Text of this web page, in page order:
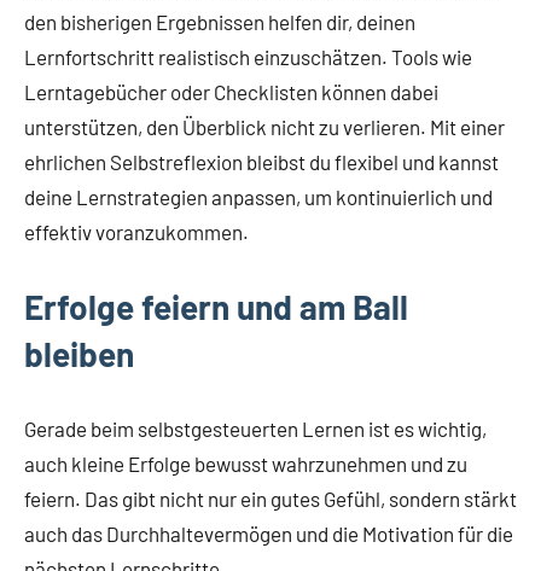
den bisherigen Ergebnissen helfen dir, deinen
Lernfortschritt realistisch einzuschätzen. Tools wie
Lerntagebücher oder Checklisten können dabei
unterstützen, den Überblick nicht zu verlieren. Mit einer
ehrlichen Selbstreflexion bleibst du flexibel und kannst
deine Lernstrategien anpassen, um kontinuierlich und
effektiv voranzukommen.
Erfolge feiern und am Ball
bleiben
Gerade beim selbstgesteuerten Lernen ist es wichtig,
auch kleine Erfolge bewusst wahrzunehmen und zu
feiern. Das gibt nicht nur ein gutes Gefühl, sondern stärkt
auch das Durchhaltevermögen und die Motivation für die